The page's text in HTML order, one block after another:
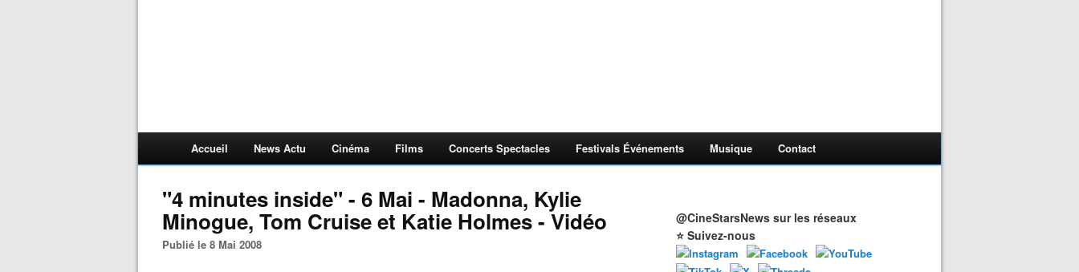
Accueil News Actu Cinéma Films Concerts Spectacles Festivals Événements Musique Contact
"4 minutes inside" - 6 Mai - Madonna, Kylie
Minogue, Tom Cruise et Katie Holmes - Vidéo
Publié le 8 Mai 2008
@CineStarsNews sur les réseaux
⭐ Suivez-nous